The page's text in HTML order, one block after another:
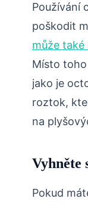
Používání
poškodit
může
Místo
jako je
roztok,
na
Vyhněte
Pokud